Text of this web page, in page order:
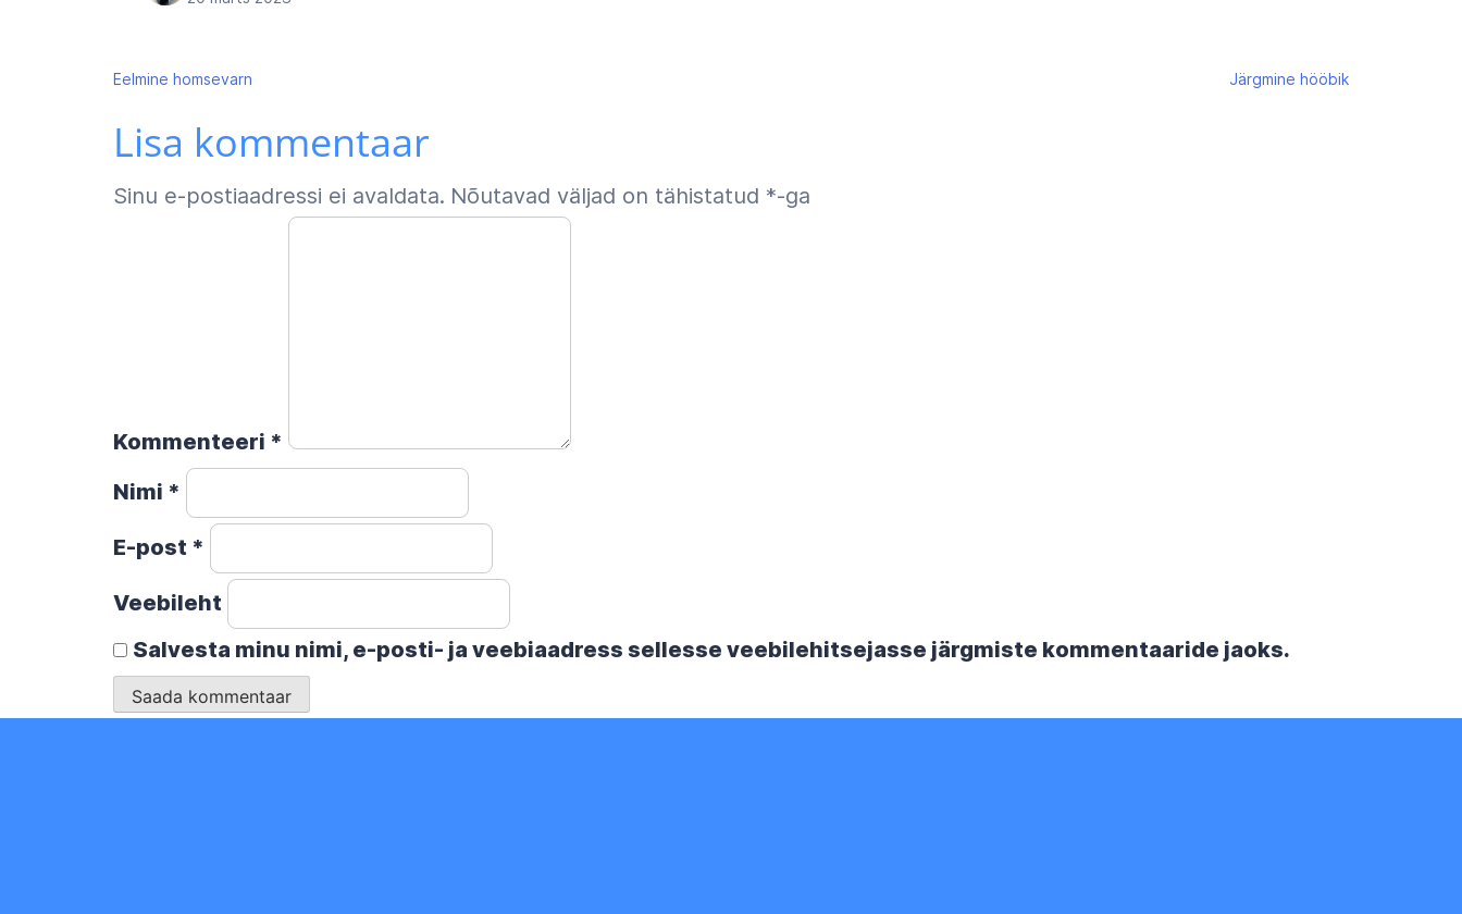
Navigeerimine
Eelmine homsevarn Järgmine hööbik
Lisa kommentaar
Sinu e-postiaadressi ei avaldata. Nõutavad väljad on tähistatud *-ga
Kommenteeri *
Nimi *
E-post *
Veebileht
Salvesta minu nimi, e-posti- ja veebiaadress sellesse veebilehitsejasse järgmiste kommentaaride jaoks.